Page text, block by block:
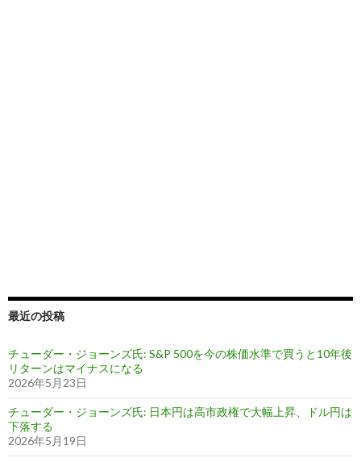
最近の投稿
チューダー・ジョーンズ氏: S&P 500を今の株価水準で買うと10年後
リターンはマイナスになる
2026年5月23日
チューダー・ジョーンズ氏: 日本円は高市政権で大幅上昇、ドル円は
下落する
2026年5月19日